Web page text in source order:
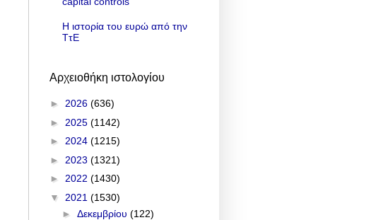
Η ιστορία του ευρώ από την
ΤτΕ
Αρχειοθήκη ιστολογίου
► 2026 (636)
► 2025 (1142)
► 2024 (1215)
► 2023 (1321)
► 2022 (1430)
▼ 2021 (1530)
► Δεκεμβρίου (122)